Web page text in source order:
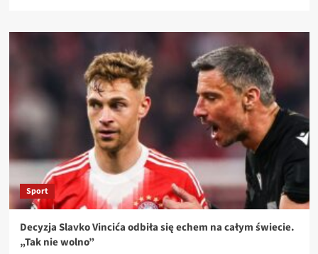
Sport
Decyzja Slavko Vincića odbiła się echem na całym świecie.
„Tak nie wolno”